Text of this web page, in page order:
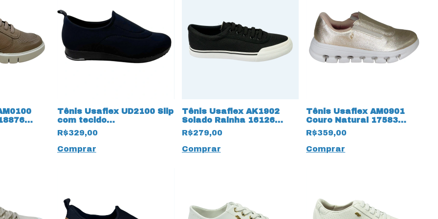
Tênis Usaflex UD2100 Slip
com tecido
Hidrorepelente 18874
Preto
R$329,00
Comprar
Tênis Usaflex AK1902
Solado Rainha 16126
Preto
R$279,00
Comprar
Tênis Usaflex AM0901
Couro Natural 17583
Dourado
R$359,00
Comprar